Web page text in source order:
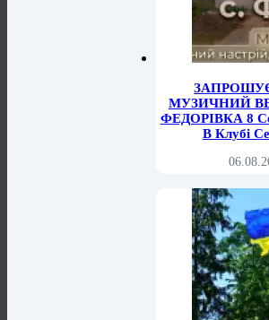
МУЗИЧНИЙ
ФЕДОРІВКА 8
В Клубі